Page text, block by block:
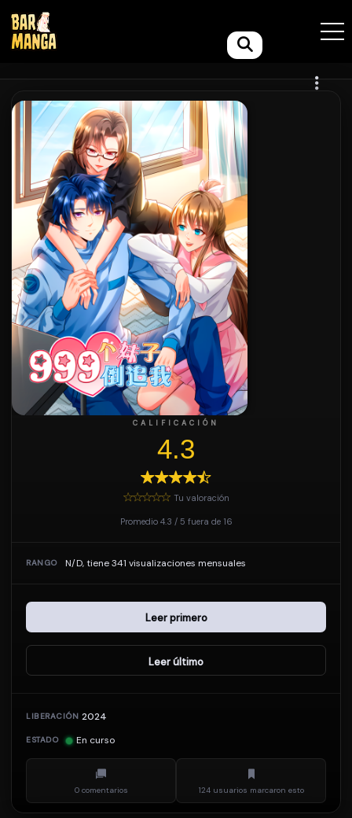
CALIFICACIÓN
4.3
Tu valoración
Promedio 4.3 / 5 fuera de 16
RANGO N/D, tiene 341 visualizaciones mensuales
Leer primero
Leer último
LIBERACIÓN 2024
ESTADO En curso
0 comentarios 124 usuarios marcaron esto